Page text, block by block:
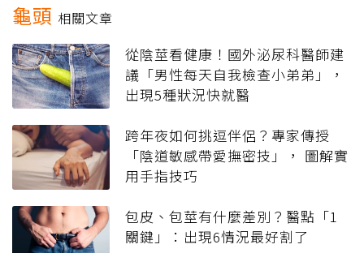
龜頭 相關文章
從陰莖看健康！國外泌尿科醫師建
議「男性每天自我檢查小弟弟」，
出現5種狀況快就醫
跨年夜如何挑逗伴侶？專家傳授
「陰道敏感帶愛撫密技」， 圖解實
用手指技巧
包皮、包莖有什麼差別？醫點「1
關鍵」：出現6情況最好割了